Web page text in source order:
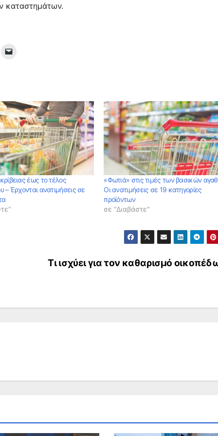
καταστημάτων.
έως το τέλος
– Έρχονται ανατιμήσεις σε
«Φωτιά» στις τιμές των βασικών
Οι ανατιμήσεις σε 19 κατηγορίες
προϊόντων
σε "Διαβάστε"
Τι ισχύει για τον καθαρισμό